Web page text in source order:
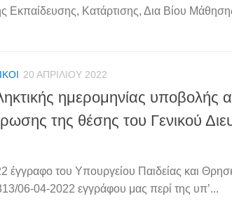
Εκπαίδευσης, Κατάρτισης, Δια Βίου
20 ΑΠΡΙΛΊΟΥ 2022
ημερομηνίας υποβολής
της θέσης του Γενικού
έγγραφο του Υπουργείου Παιδείας και
06-04-2022 εγγράφου μας περί της υπ’...